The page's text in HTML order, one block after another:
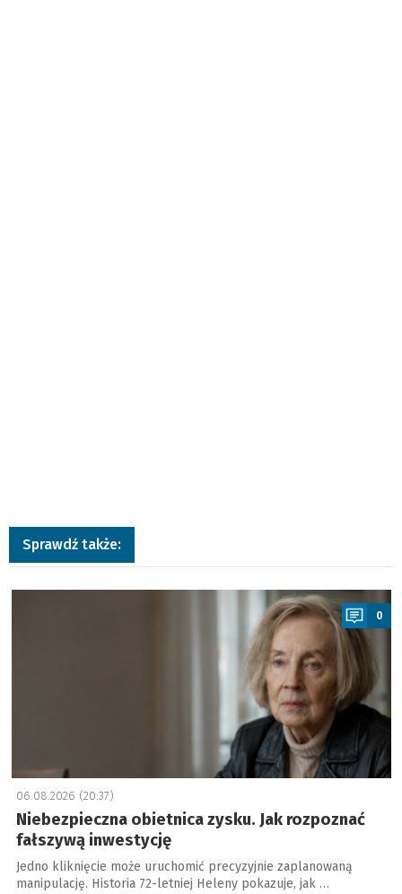
Sprawdź także:
a
0
06.08.2026 (20:37)
Niebezpieczna obietnica zysku. Jak rozpoznać
fałszywą inwestycję
Jedno kliknięcie może uruchomić precyzyjnie zaplanowaną
manipulację. Historia 72-letniej Heleny pokazuje, jak …